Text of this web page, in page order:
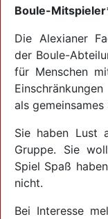
Boule-
Die Alexianer
der Boule-
für Menschen
als
Sie haben Lust
Gruppe. Sie
Spiel Spaß
nicht.
Bei Interesse